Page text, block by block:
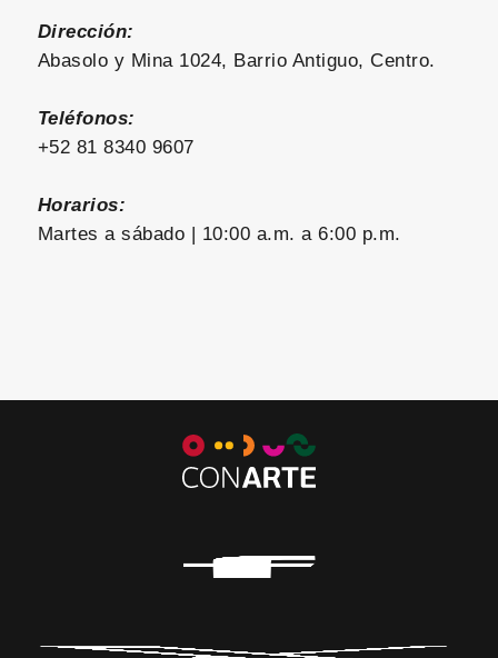
Dirección:
Abasolo y Mina 1024, Barrio Antiguo, Centro.
Teléfonos:
+52 81 8340 9607
Horarios:
Martes a sábado | 10:00 a.m. a 6:00 p.m.